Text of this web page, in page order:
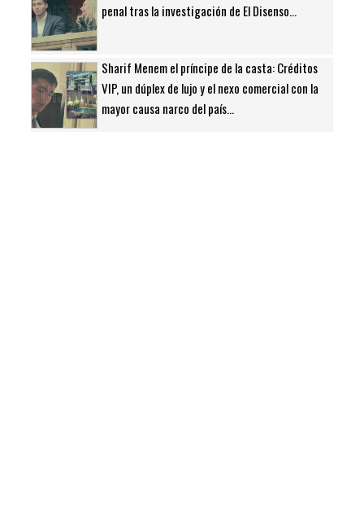
penal tras la investigación de El Disenso...
Sharif Menem el príncipe de la casta: Créditos
VIP, un dúplex de lujo y el nexo comercial con la
mayor causa narco del país...